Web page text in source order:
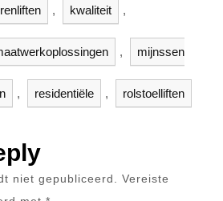
, kwaliteit ,
, mijnssen
, residentiële , rolstoelliften
niet gepubliceerd.
Vereiste